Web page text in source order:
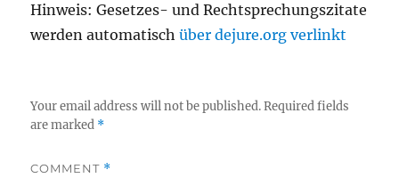
Hinweis: Gesetzes- und Rechtsprechungszitate
werden automatischüber dejure.org verlinkt
Your email address will not be published. Required fields
are marked *
COMMENT *